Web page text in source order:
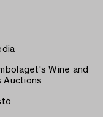
Wine and
Auctions